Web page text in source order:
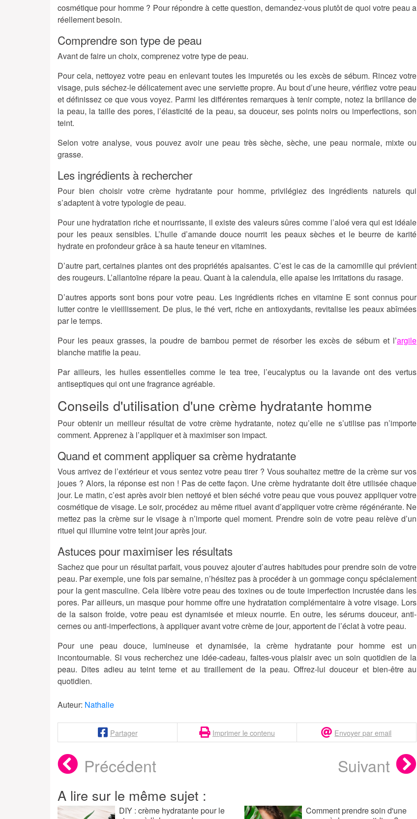
cosmétique pour homme ? Pour répondre à cette question, demandez-vous plutôt de quoi votre peau a
réellement besoin.
Comprendre son type de peau
Avant de faire un choix, comprenez votre type de peau.
Pour cela, nettoyez votre peau en enlevant toutes les impuretés ou les excès de sébum. Rincez votre
visage, puis séchez-le délicatement avec une serviette propre. Au bout d’une heure, vérifiez votre peau
et définissez ce que vous voyez. Parmi les différentes remarques à tenir compte, notez la brillance de
la peau, la taille des pores, l’élasticité de la peau, sa douceur, ses points noirs ou imperfections, son
teint.
Selon votre analyse, vous pouvez avoir unepeau très sèche, sèche, une peau normale, mixte ou
grasse.
Les ingrédients à rechercher
Pour bien choisir votrecrème hydratante pour homme, privilégiez des ingrédients naturels qui
s’adaptent à votre typologie de peau.
Pour une hydratation riche et nourrissante, il existe des valeurs sûres comme l’aloé vera qui est idéale
pour les peaux sensibles. L’huile d’amande douce nourrit les peaux sèches et le beurre de karité
hydrate en profondeur grâce à sa haute teneur en vitamines.
D’autre part, certaines plantes ont des propriétés apaisantes. C’est le cas de la camomille qui prévient
des rougeurs. L’allantoïne répare la peau. Quant à la calendula, elle apaise les irritations du rasage.
D’autres apports sont bons pour votre peau. Les ingrédients riches en vitamine E sont connus pour
lutter contre le vieillissement. De plus, le thé vert, riche en antioxydants, revitalise les peaux abîmées
par le temps.
Pour les peaux grasses, la poudre de bambou permet de résorber les excès de sébum et l’argile
blanche matifie la peau.
Par ailleurs, les huiles essentielles comme le tea tree, l’eucalyptus ou la lavande ont des vertus
antiseptiques qui ont une fragrance agréable.
Conseils d'utilisation d'une crème hydratante homme
Pour obtenir un meilleur résultat de votre crème hydratante, notez qu’elle ne s’utilise pas n’importe
comment. Apprenez à l’appliquer et à maximiser son impact.
Quand et comment appliquer sa crème hydratante
Vous arrivez de l’extérieur et vous sentez votre peau tirer ? Vous souhaitez mettre de la crème sur vos
joues ? Alors, la réponse est non ! Pas de cette façon. Une crème hydratante doit être utilisée chaque
jour. Le matin, c’est après avoir bien nettoyé et bien séché votre peau que vous pouvez appliquer votre
cosmétique de visage. Le soir, procédez au même rituel avant d’appliquer votre crème régénérante. Ne
mettez pas la crème sur le visage à n’importe quel moment. Prendre soin de votre peau relève d’un
rituel qui illumine votreteint jour après jour.
Astuces pour maximiser les résultats
Sachez que pour un résultat parfait, vous pouvez ajouter d’autres habitudes pour prendre soin de votre
peau. Par exemple, une fois par semaine, n’hésitez pas à procéder à un gommage conçu spécialement
pour la gent masculine. Cela libère votre peau des toxines ou de toute imperfection incrustée dans les
pores. Par ailleurs, un masque pour homme offre une hydratation complémentaire à votre visage. Lors
de la saison froide, votre peau est dynamisée et mieux nourrie. En outre, les sérums douceur, anti-
cernes ou anti-imperfections, à appliquer avant votre crème de jour, apportent de l’éclat à votre peau.
Pour une peau douce, lumineuse et dynamisée, la crème hydratante pour homme est un
incontournable. Si vous recherchez une idée-cadeau, faites-vous plaisir avec unsoin quotidien de la
peau. Dites adieu au teint terne et au tiraillement de la peau. Offrez-lui douceur et bien-être au
quotidien.
Auteur: Nathalie
Partager Imprimer le contenu Envoyer par email
Précédent Suivant
A lire sur le même sujet :
DIY : crème hydratante pour le
Comment prendre soin d'une